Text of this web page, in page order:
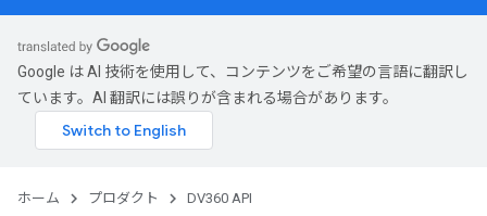
Google は AI 技術を使用して、コンテンツをご希望の言語に翻訳し
ています。AI 翻訳には誤りが含まれる場合があります。
ホーム プロダクト DV360 API